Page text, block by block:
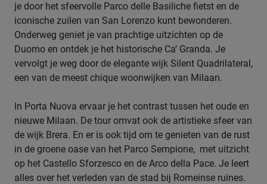
je door het sfeervolle Parco delle Basiliche fietst en de
iconische zuilen van San Lorenzo kunt bewonderen.
Onderweg geniet je van prachtige uitzichten op de
Duomo en ontdek je het historische Ca’ Granda. Je
vervolgt je weg door de elegante wijk Silent Quadrilateral,
een van de meest chique woonwijken van Milaan.
In Porta Nuova ervaar je het contrast tussen het oude en
nieuwe Milaan. De tour omvat ook de artistieke sfeer van
de wijk Brera. En er is ook tijd om te genieten van de rust
in de groene oase van het Parco Sempione, met uitzicht
op het Castello Sforzesco en de Arco della Pace. Je leert
alles over het verleden van de stad bij Romeinse ruïnes.